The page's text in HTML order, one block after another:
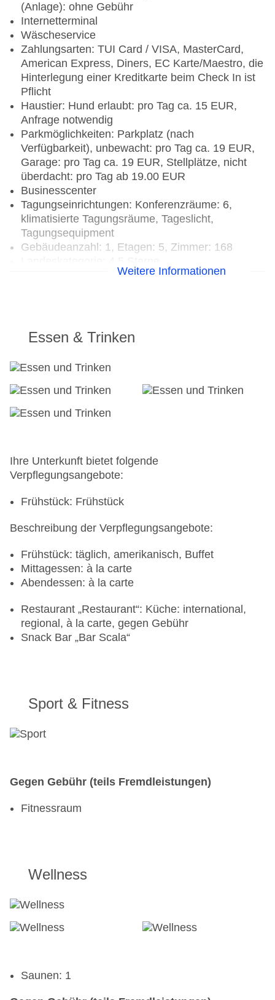
(Anlage): ohne Gebühr
Internetterminal
Wäscheservice
Zahlungsarten: TUI Card / VISA, MasterCard,
American Express, Diners, EC Karte/Maestro, die
Hinterlegung einer Kreditkarte beim Check In ist
Pflicht
Haustier: Hund erlaubt: pro Tag ca. 15 EUR,
Anfrage notwendig
Parkmöglichkeiten: Parkplatz (nach
Verfügbarkeit), unbewacht: pro Tag ca. 19 EUR,
Garage: pro Tag ca. 19 EUR, Stellplätze, nicht
überdacht: pro Tag ab 19.00 EUR
Businesscenter
Tagungseinrichtungen: Konferenzräume: 6,
klimatisierte Tagungsräume, Tageslicht,
Tagungsequipment
Gebäudeanzahl: 1, Etagen: 5, Zimmer: 168
Weitere Informationen
Essen & Trinken
Ihre Unterkunft bietet folgende
Verpflegungsangebote:
Frühstück: Frühstück
Beschreibung der Verpflegungsangebote:
Frühstück: täglich, amerikanisch, Buffet
Mittagessen: à la carte
Abendessen: à la carte
Restaurant „Restaurant“: Küche: international,
regional, à la carte, gegen Gebühr
Snack Bar „Bar Scala“
Sport & Fitness
Gegen Gebühr (teils Fremdleistungen)
Fitnessraum
Wellness
Saunen: 1